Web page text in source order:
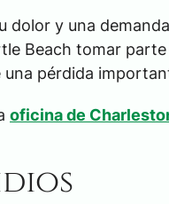
dolor y una demanda
Beach tomar
una pérdida
oficina de